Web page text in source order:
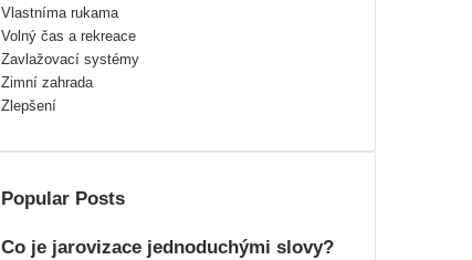
Vlastníma rukama
Volný čas a rekreace
Zavlažovací systémy
Zimní zahrada
Zlepšení
Popular Posts
Co je jarovizace jednoduchými slovy?